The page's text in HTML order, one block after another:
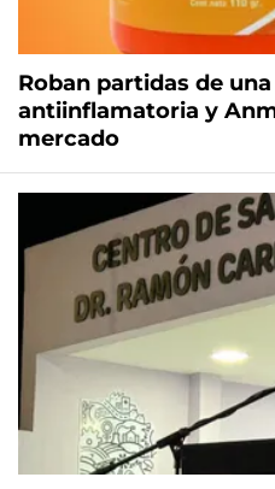
Roban partidas de
antiinflamatoria y
mercado